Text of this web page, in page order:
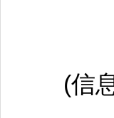
(信息